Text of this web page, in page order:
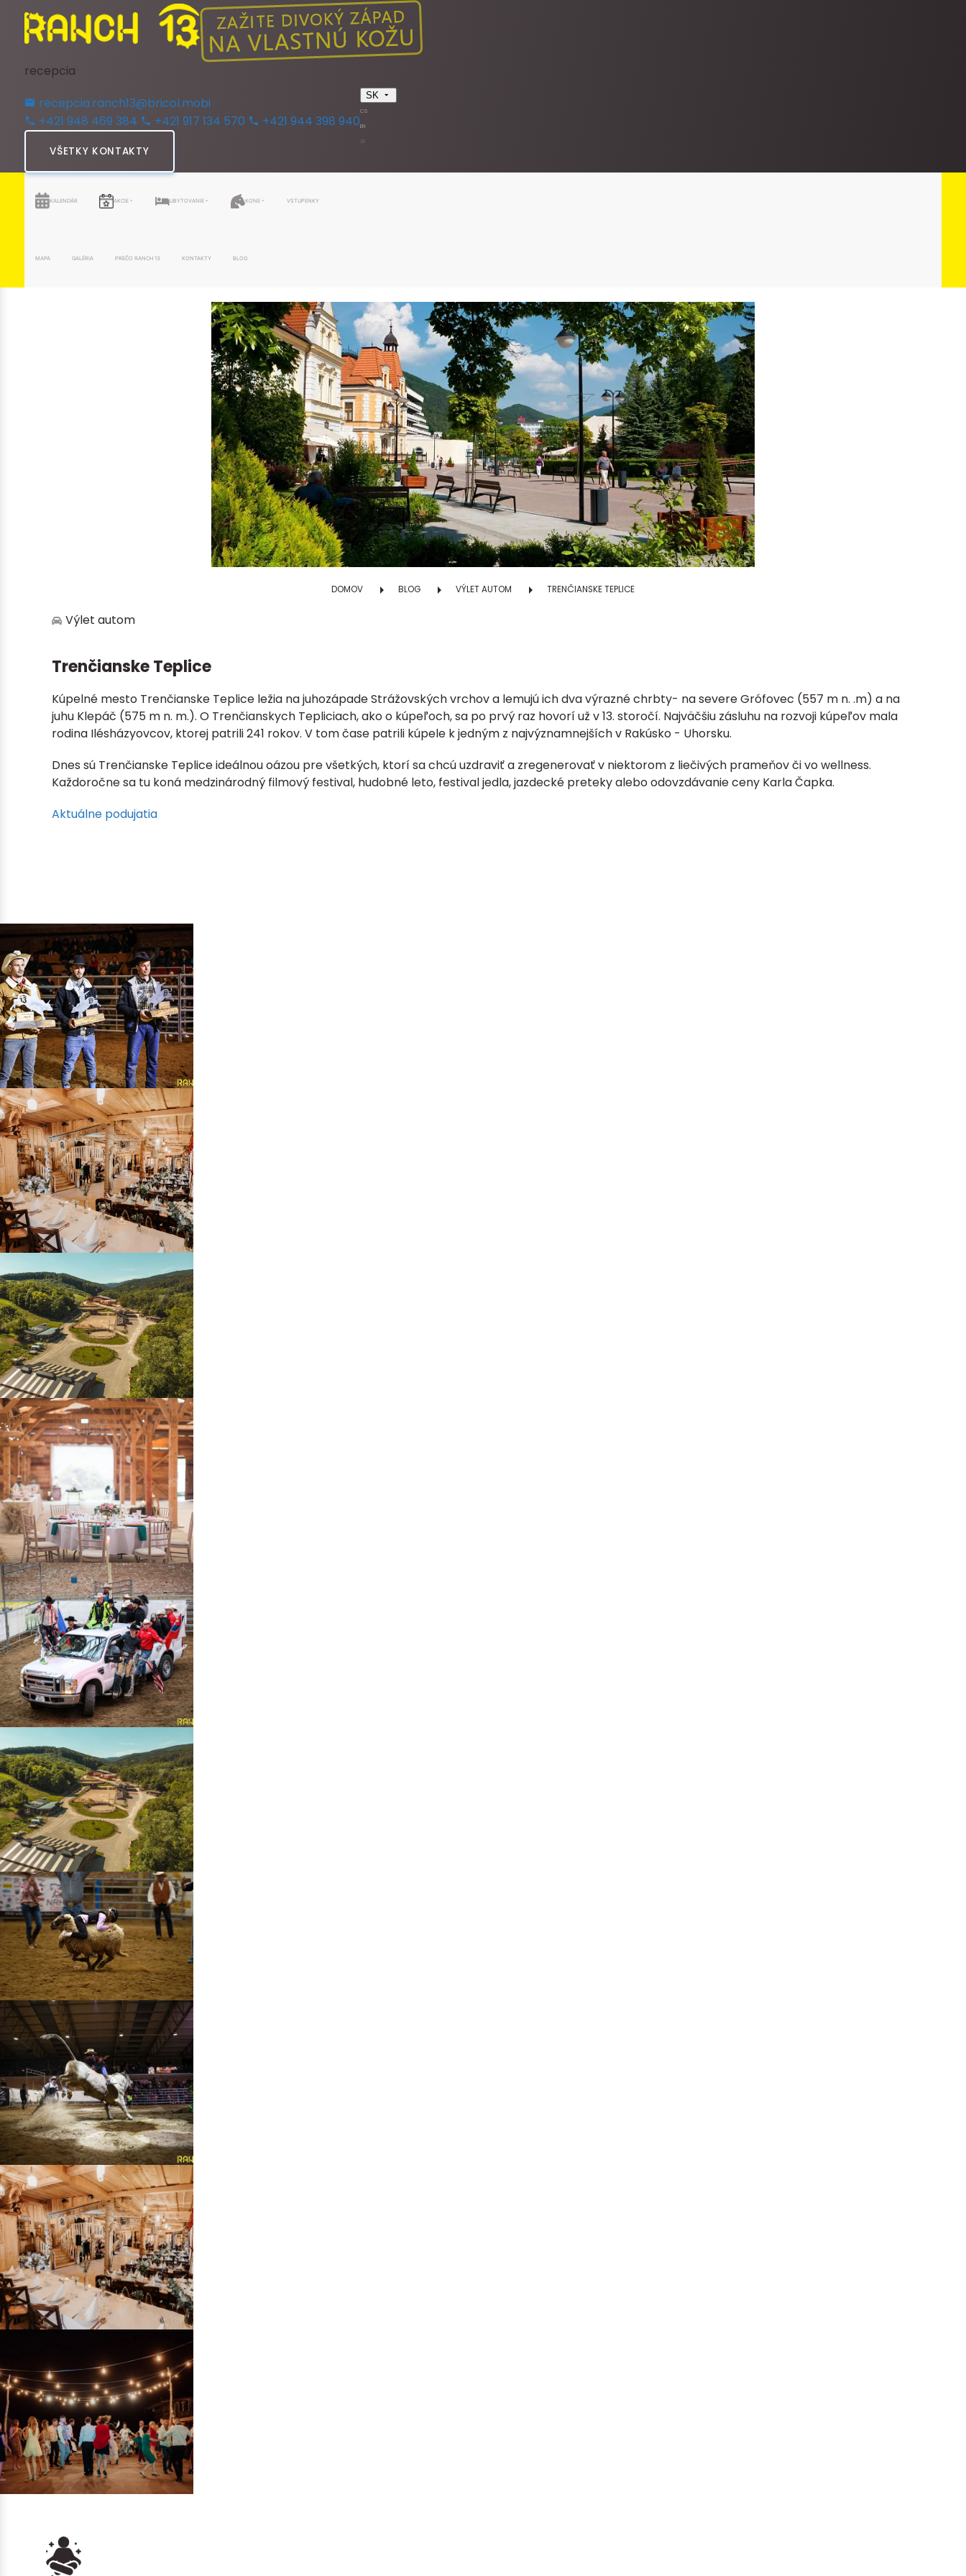
recepcia
recepcia.ranch13@bricol.mobi
+421 948 469 384
+421 917 134 570 +421 944 398 940
VŠETKY KONTAKTY
SK
CS
EN
SK
KALENDÁR AKCIE UBYTOVANIE KONE VSTUPENKY
MAPA GALÉRIA PREČO RANCH 13 KONTAKTY BLOG
DOMOV BLOG VÝLET AUTOM TRENČIANSKE TEPLICE
Výlet autom
Trenčianske Teplice
Kúpelné mesto Trenčianske Teplice ležia na juhozápade Strážovských vrchov a lemujú ich dva výrazné chrbty- na severe Grófovec (557 m n. .m) a na
juhu Klepáč (575 m n. m.). O Trenčianskych Tepliciach, ako o kúpeľoch, sa po prvý raz hovorí už v 13. storočí. Najväčšiu zásluhu na rozvoji kúpeľov mala
rodina Ilésházyovcov, ktorej patrili 241 rokov. V tom čase patrili kúpele k jedným z najvýznamnejších v Rakúsko - Uhorsku.
Dnes sú Trenčianske Teplice ideálnou oázou pre všetkých, ktorí sa chcú uzdraviť a zregenerovať v niektorom z liečivých prameňov či vo wellness.
Každoročne sa tu koná medzinárodný filmový festival, hudobné leto, festival jedla, jazdecké preteky alebo odovzdávanie ceny Karla Čapka.
Aktuálne podujatia